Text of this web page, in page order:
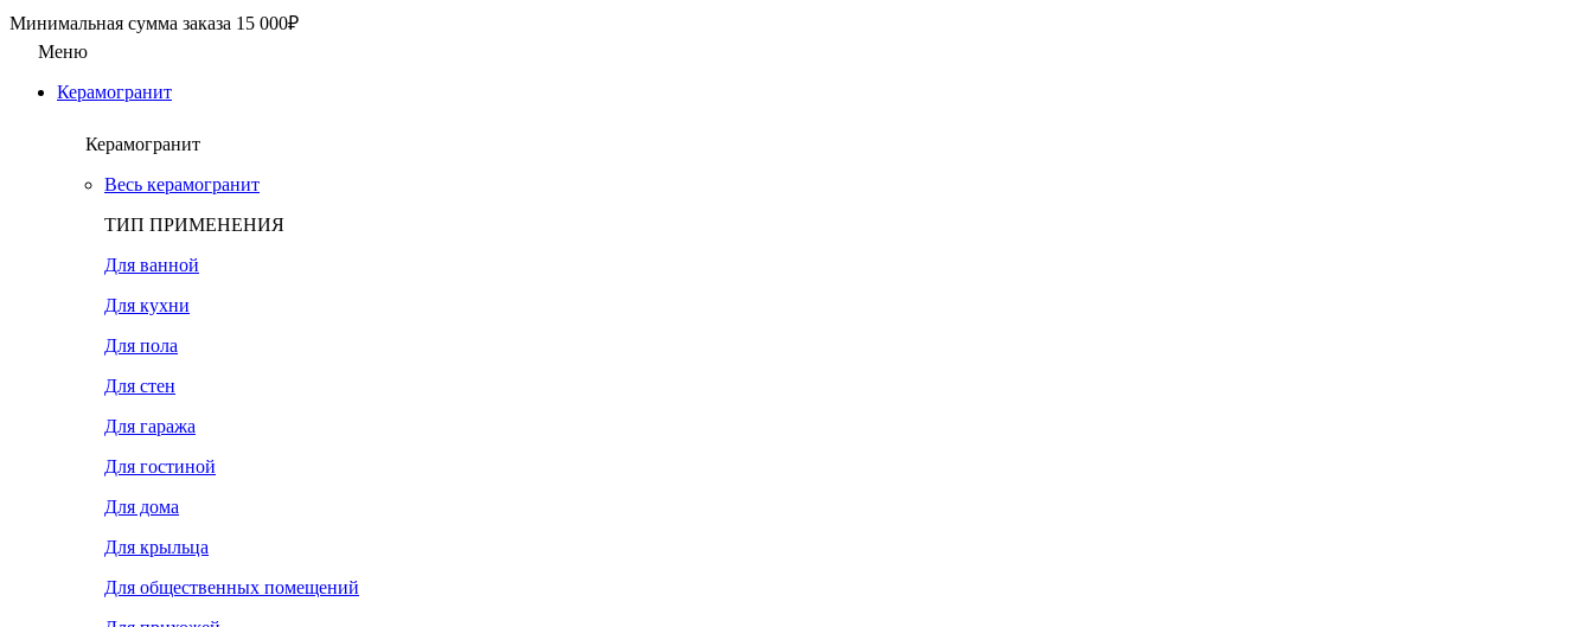
Минимальная сумма заказа 15 000₽
Меню
Керамогранит
Керамогранит
Весь керамогранит
ТИП ПРИМЕНЕНИЯ
Для ванной
Для кухни
Для пола
Для стен
Для гаража
Для гостиной
Для дома
Для крыльца
Для общественных помещений